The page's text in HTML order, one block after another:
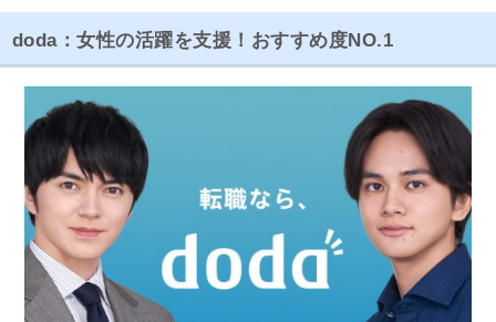
doda：女性の活躍を支援！おすすめ度NO.1